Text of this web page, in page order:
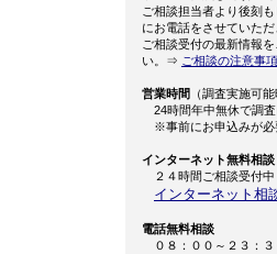
ご相談担当者より後刻
にお電話をさせていただ
ご相談受付の最新情報
い。⇒ ご相談の注意事項
営業時間 （調査実施可能
24時間年中無休で調
※事前にお申込みが必
インターネット無料相談
２４時間ご相談受付中
インターネット相
電話無料相談
０８：００～２３：３